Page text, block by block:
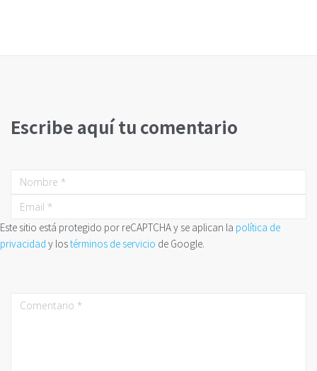
Escribe aquí tu comentario
Este sitio está protegido por reCAPTCHA y se aplican la política de
privacidad y lostérminos de servicio de Google.